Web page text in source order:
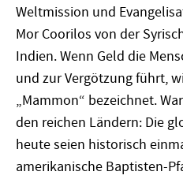
Weltmission und
Mor Coorilos von der
Indien. Wenn Geld die
und zur Vergötzung führt,
„Mammon“ bezeichnet.
den reichen Ländern: Die
heute seien historisch
amerikanische Baptisten-